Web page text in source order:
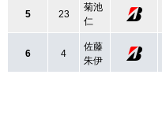
5 23
菊池
仁
6 4
佐藤
朱伊